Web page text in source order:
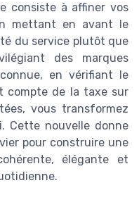
consiste à affiner vos
mettant en avant le
du service plutôt que
des marques
en vérifiant le
compte de la taxe sur
vous transformez
Cette nouvelle donne
pour construire une
élégante et